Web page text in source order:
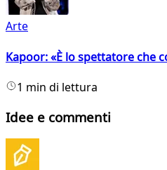
Arte
Kapoor: «È lo spettatore che
1 min di lettura
Idee e commenti